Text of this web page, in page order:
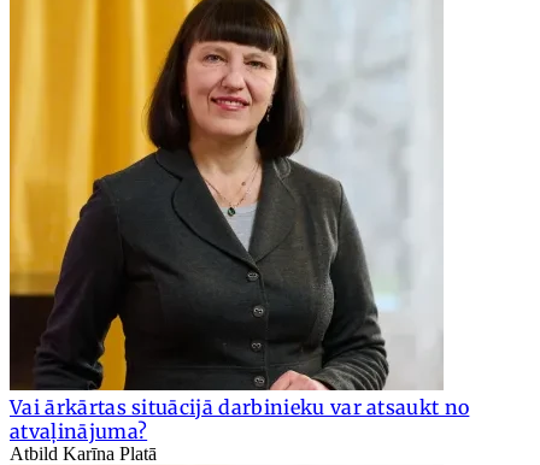
Vai ārkārtas situācijā darbinieku var atsaukt no
atvaļinājuma?
Atbild Karīna Platā